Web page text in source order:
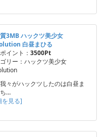
3MB ハックツ美少女
白昼まひる
イント： 3500Pt
リー：ハックツ美少女
々がハックツしたのは白昼ま
…
を見る]